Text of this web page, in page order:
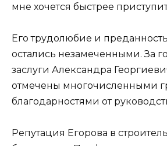
мне хочется быстрее
Его трудолюбие и
остались незамеченными. За
заслуги Александра
отмечены многочисленными
благодарностями от
Репутация Егорова в